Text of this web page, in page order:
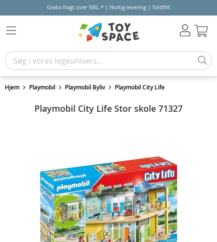
Gratis fragt over 500,-* | Hurtig levering | Toldfrit
Hjem Playmobil Playmobil Byliv Playmobil City Life
Playmobil City Life Stor skole 71327